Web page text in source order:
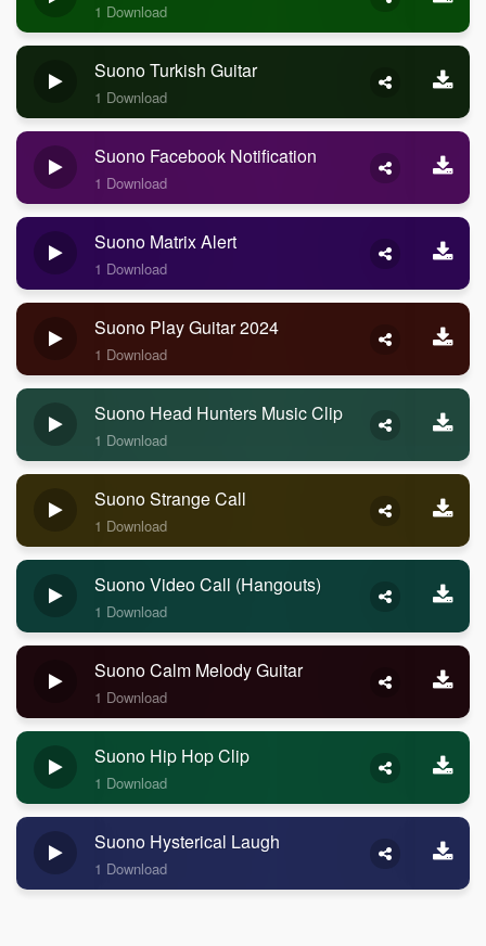
1 Download
Suono Turkish Guitar
1 Download
Suono Facebook Notification
1 Download
Suono Matrix Alert
1 Download
Suono Play Guitar 2024
1 Download
Suono Head Hunters Music Clip
1 Download
Suono Strange Call
1 Download
Suono Video Call (Hangouts)
1 Download
Suono Calm Melody Guitar
1 Download
Suono Hip Hop Clip
1 Download
Suono Hysterical Laugh
1 Download